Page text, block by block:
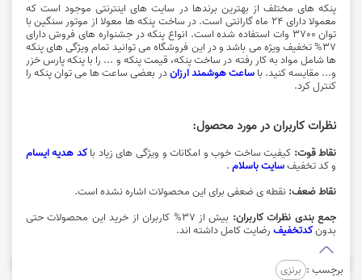
پنکه های مختلف از بهترین برندها در سایت های اینترنتی موجود است که
معمولا دارای 24 ماه گارانتی است. در ساخت پنکه ها معولا از موتور سنگین با
توان 3700 وات استفاده شده است. انواع پنکه در
جشنواره های فروشدارای
37% تخفیف ویژه می باشد و در این فروشگاه می توانید تمام ویژگی های پنکه
ها شامل مواد به کار رفته در ساخت پنکه، قیمت پنکه و ... را با پنکه پارس خزر
و... مقایسه کنید. باساعت هوشمند ارزاندر بعضی ساعت ها می توان پنکه را
کنترل کرد.
نظرات کاربران در مورد محصول:
نقاط قوت: کیفیت ساخت خوب و امکانات و ویژگی های زیاد با کد هدیه ایسام
و کد تخفیفسایت باسلام .
نقاط ضعف: نقطه ی ضعفی برای این محصولات اشاره نشده است.
جمع بندی نظرات کاربران:
بیش از 37% کاربران از خرید این محصولات حتی
بدونکدتخفیفرضایت کامل داشته اند.
برچسب : برنزی